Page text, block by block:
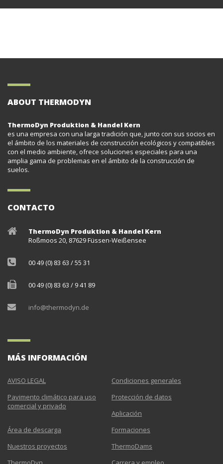
ABOUT THERMODYN
ThermoDyn Produktion & Handel Kern
es una empresa con una larga tradición que, junto con sus socios en
el ámbito de los materiales de construcción ecológicos y compatibles
con el medio ambiente, ofrece soluciones especiales para una
amplia gama de problemas en el ámbito de la construcción de
suelos.
CONTACTO
ThermoDyn Produktion & Handel Kern
Roßmoos 20, 87629 Füssen-Weißensee
00 49 (0) 83 63 / 55 31
00 49 (0) 83 63 / 9 41 89
info@thermodyn.de
MÁS INFORMACIÓN
AVISO LEGAL
Condiciones generales
Pavimento climático para uso
comercial y privado
Protección de datos
Aplicación
Área de descarga
Formaciones
Nuestros proyectos
ThermoDams